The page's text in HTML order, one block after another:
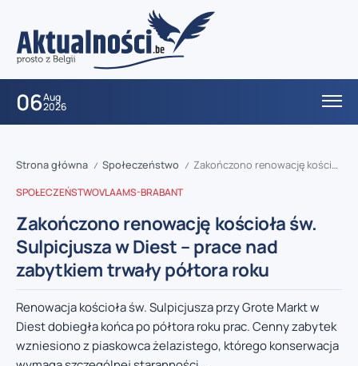
06Aug
2026
Strona główna / Społeczeństwo / Zakończono renowację kościoła św. Sulpicjusza w Diest – prace nad zabytkiem trwały półtora roku
SPOŁECZEŃSTWOVLAAMS-BRABANT
Zakończono renowację kościoła św.
Sulpicjusza w Diest – prace nad
zabytkiem trwały półtora roku
Renowacja kościoła św. Sulpicjusza przy Grote Markt w
Diest dobiegła końca po półtora roku prac. Cenny zabytek
wzniesiono z piaskowca żelazistego, którego konserwacja